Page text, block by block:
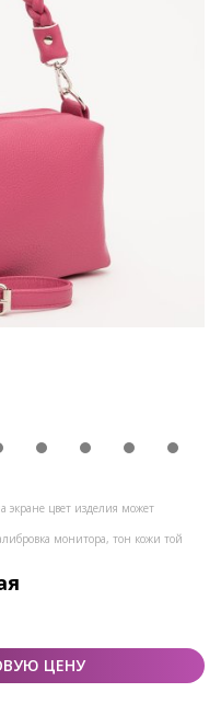
экране цвет изделия может
монитора, тон кожи той
ЦЕНУ